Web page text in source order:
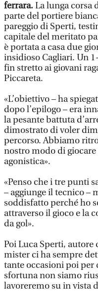
ferrara.La lunga corsa
parte del portiere
pareggio di Sperti,
capitale del meritato
è portata a casa due
insidioso Cagliari. Un
fin stretto ai giovani
Piccareta.
«L’obiettivo – ha
dopo l’epilogo – era
la pesante battuta
dimostrato di voler
percorso. Abbiamo
nostro modo di
agonistica».
«Penso che i tre punti
– aggiunge il tecnico –
soddisfatto perché ho
attraverso il gioco e la
da gol».
Poi Luca Sperti, autore
mister ci ha sempre
tante occasioni poi per
sfortuna non siamo
lavoreremo su in vista